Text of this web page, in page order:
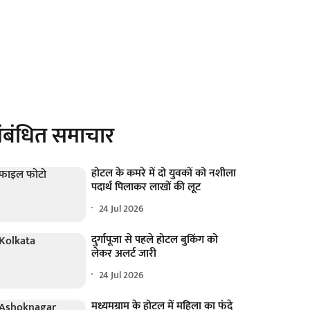
समाचार
होटल के कमरे में दो युवकों को नशीला
पदार्थ पिलाकर लाखों की लूट
24 Jul 2026
दुर्गापूजा से पहले होटल बुकिंग को
लेकर अलर्ट जारी
24 Jul 2026